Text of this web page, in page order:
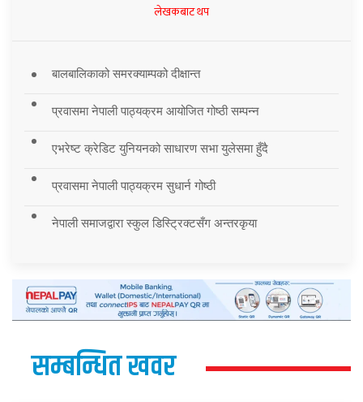
लेखकबाट थप
बालबालिकाको समरक्याम्पको दीक्षान्त
प्रवासमा नेपाली पाठ्यक्रम आयोजित गोष्ठी सम्पन्न
एभरेष्ट क्रेडिट युनियनको साधारण सभा युलेसमा हुँदै
प्रवासमा नेपाली पाठ्यक्रम सुधार्न गोष्ठी
नेपाली समाजद्वारा स्कुल डिस्ट्रिक्टसँग अन्तरकृया
सम्बन्धित खवर